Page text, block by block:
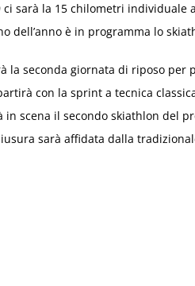
ci sarà la 15 chilometri individuale
dell’anno è in programma lo
la seconda giornata di riposo
con la sprint a tecnica
in scena il secondo skiathlon del
sarà affidata dalla